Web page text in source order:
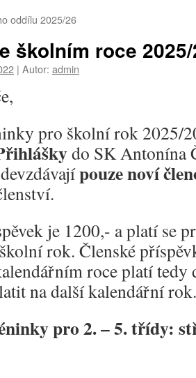
oddílu 2025/26
školním roce
| Autor: admin
pro školní rok 2025/
do SK Antonína
pouze noví
je 1200,- a platí se
rok. Členské
roce platí tedy
na další kalendářní rok.
pro 2. – 5. třídy: